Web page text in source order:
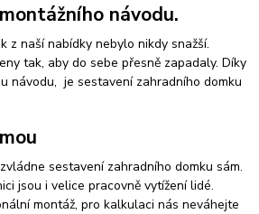
návodu.
z naší nabídky nebylo nikdy snažší.
tak, aby do sebe přesně zapadaly. Díky
návodu, je sestavení zahradního domku
sestavení zahradního domku sám.
jsou i velice pracovně vytížení lidé.
montáž, pro kalkulaci nás neváhejte